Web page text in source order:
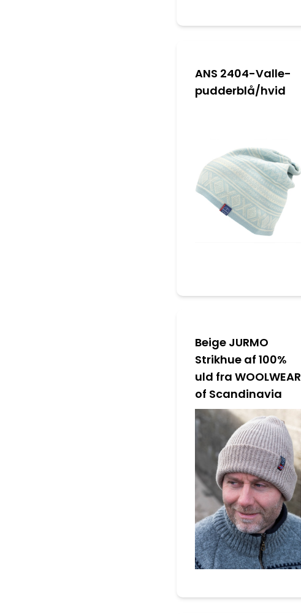
ANS 2404-Valle-
pudderblå/hvid
Beige JURMO
Strikhue af 100%
uld fra WOOLWEAR
of Scandinavia